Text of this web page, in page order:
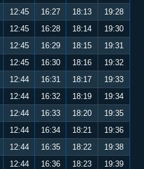
12:45 16:27 18:13
19:28
12:45 16:28 18:14
19:30
12:45 16:29 18:15
19:31
12:45 16:30 18:16
19:32
12:44 16:31 18:17
19:33
12:44 16:32 18:19
19:34
12:44 16:33 18:20
19:35
12:44 16:34 18:21
19:36
12:44 16:35 18:22
19:38
12:44 16:36 18:23
19:39